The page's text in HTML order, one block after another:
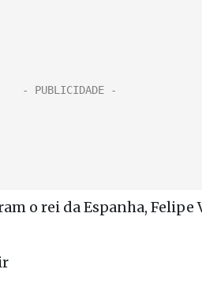
o rei da Espanha, Felipe